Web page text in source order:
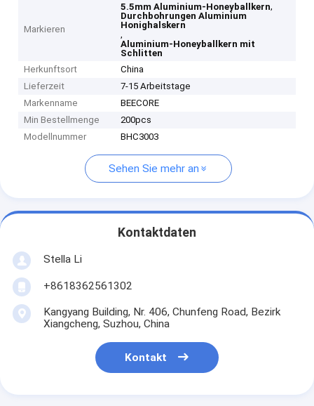
Markieren
5.5mm Aluminium-Honeyballkern,
Durchbohrungen Aluminium
Honighalskern
,
Aluminium-Honeyballkern mit
Schlitten
Herkunftsort
China
Lieferzeit
7-15 Arbeitstage
Markenname
BEECORE
Min Bestellmenge
200pcs
Modellnummer
BHC3003
Sehen Sie mehr an
Kontaktdaten
Stella Li
+8618362561302
Kangyang Building, Nr. 406, Chunfeng Road, Bezirk
Xiangcheng, Suzhou, China
Kontakt